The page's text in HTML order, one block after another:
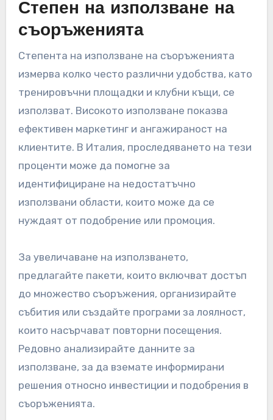
Степен на използване на
съоръженията
Степента на използване на съоръженията
измерва колко често различни удобства, като
тренировъчни площадки и клубни къщи, се
използват. Високото използване показва
ефективен маркетинг и ангажираност на
клиентите. В Италия, проследяването на тези
проценти може да помогне за
идентифициране на недостатъчно
използвани области, които може да се
нуждаят от подобрение или промоция.
За увеличаване на използването,
предлагайте пакети, които включват достъп
до множество съоръжения, организирайте
събития или създайте програми за лоялност,
които насърчават повторни посещения.
Редовно анализирайте данните за
използване, за да вземате информирани
решения относно инвестиции и подобрения в
съоръженията.